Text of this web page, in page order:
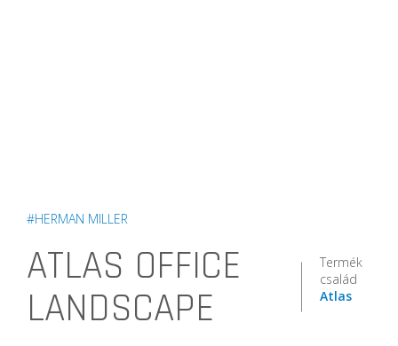
#HERMAN MILLER
ATLAS OFFICE
LANDSCAPE
Termék
család
Atlas